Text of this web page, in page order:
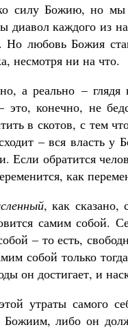
силу Божию, но мы
диавол каждого из
любовь Божия
несмотря ни на что.
а реально –
это, конечно, не
в скотов, с тем
– вся власть у
обратится
как
, как сказано,
самим собой.
– то есть,
собой только
он достигает, и
утраты самого
либо он